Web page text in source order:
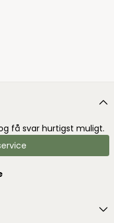
få svar hurtigst muligt.